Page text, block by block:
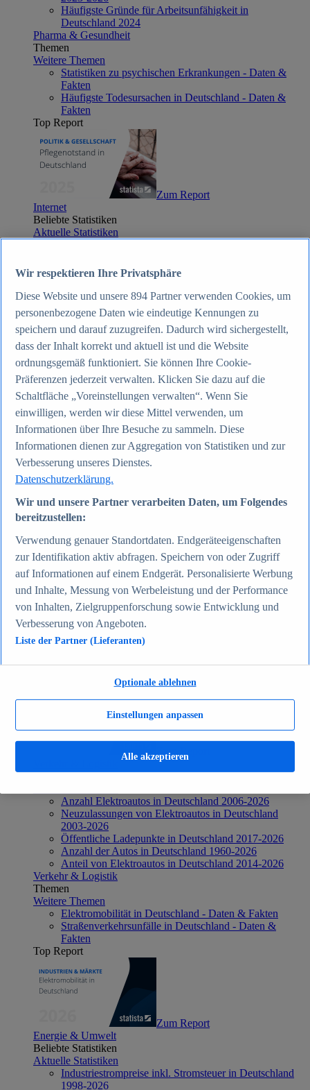
Häufigste Gründe für Arbeitsunfähigkeit in
Deutschland 2024
Pharma & Gesundheit
Themen
Weitere Themen
Statistiken zu psychischen Erkrankungen - Daten &
Fakten
Häufigste Todesursachen in Deutschland - Daten &
Fakten
Top Report
Zum Report
Internet
Beliebte Statistiken
Aktuelle Statistiken
2025
Soziale Netzwerke in Deutschland nach Generationen
2025
Instagram - Nutzung nach Alter und Geschlecht in
Deutschland 2025
Podcasts - Nutzung 2016-2025
Internet
Weitere Themen
Social Media - Daten & Fakten
TikTok - Daten & Fakten
Top Report
Beliebte Statistiken
Aktuelle Statistiken
Altersgruppen 2024
Die reichsten Menschen der Welt 2026
Empfänger von Arbeitslosengeld II / Sozialgeld /
Bürgergeld in Deutschland 2005-2025
Ausländer in Deutschland nach Nationalität 2025
Demografie: Altersstruktur in Deutschland 2024
Themen
Weitere Themen
Jugendkriminalität in Deutschland - Daten & Fakten
Zum Report
Beliebte Statistiken
Anzahl Elektroautos in Deutschland 2006-2026
Neuzulassungen von Elektroautos in Deutschland
2003-2026
Öffentliche Ladepunkte in Deutschland 2017-2026
Anzahl der Autos in Deutschland 1960-2026
Anteil von Elektroautos in Deutschland 2014-2026
Verkehr & Logistik
Themen
Weitere Themen
Elektromobilität in Deutschland - Daten & Fakten
Straßenverkehrsunfälle in Deutschland - Daten &
Fakten
Top Report
Zum Report
Energie & Umwelt
Beliebte Statistiken
Aktuelle Statistiken
Industriestrompreise inkl. Stromsteuer in Deutschland
1998-2026
Wir respektieren Ihre Privatsphäre
Diese Website und unsere 894 Partner verwenden Cookies, um
personenbezogene Daten wie eindeutige Kennungen zu
speichern und darauf zuzugreifen. Dadurch wird sichergestellt,
dass der Inhalt korrekt und aktuell ist und die Website
ordnungsgemäß funktioniert. Sie können Ihre Cookie-
Präferenzen jederzeit verwalten. Klicken Sie dazu auf die
Schaltfläche „Voreinstellungen verwalten“. Wenn Sie
einwilligen, werden wir diese Mittel verwenden, um
Informationen über Ihre Besuche zu sammeln. Diese
Informationen dienen zur Aggregation von Statistiken und zur
Verbesserung unseres Dienstes.
Datenschutzerklärung.
Wir und unsere Partner verarbeiten Daten, um Folgendes
bereitzustellen:
Verwendung genauer Standortdaten. Endgeräteeigenschaften
zur Identifikation aktiv abfragen. Speichern von oder Zugriff
auf Informationen auf einem Endgerät. Personalisierte Werbung
und Inhalte, Messung von Werbeleistung und der Performance
von Inhalten, Zielgruppenforschung sowie Entwicklung und
Verbesserung von Angeboten.
Liste der Partner (Lieferanten)
Einstellungen anpassen
Optionale ablehnen
Alle akzeptieren